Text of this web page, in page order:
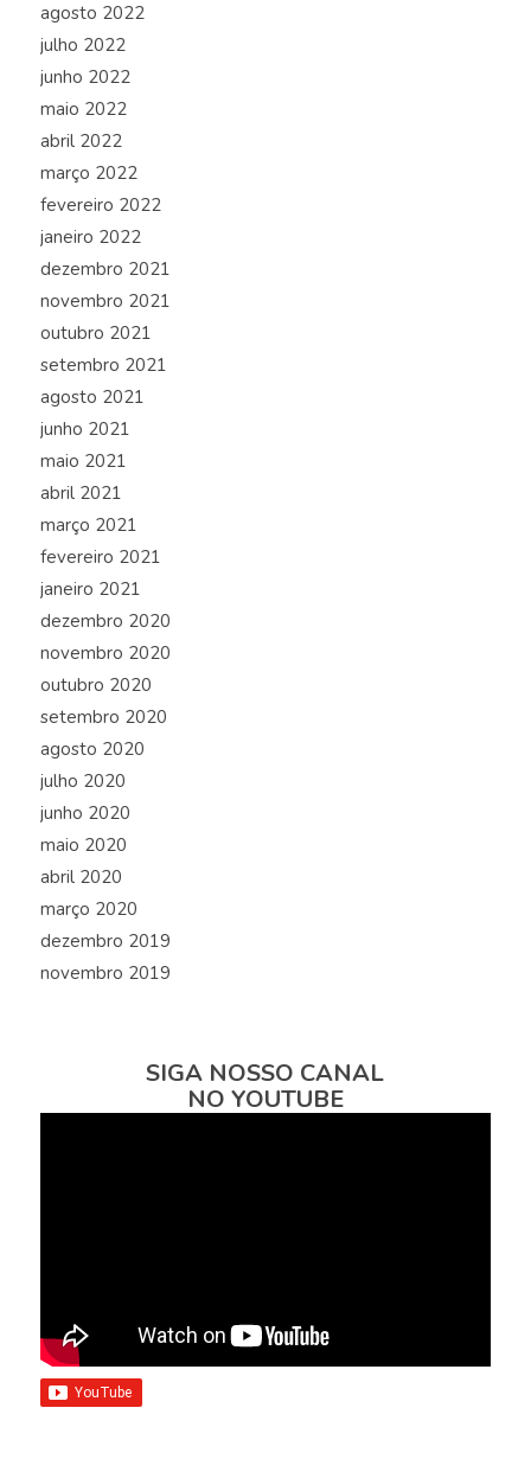
agosto 2022
julho 2022
junho 2022
maio 2022
abril 2022
março 2022
fevereiro 2022
janeiro 2022
dezembro 2021
novembro 2021
outubro 2021
setembro 2021
agosto 2021
junho 2021
maio 2021
abril 2021
março 2021
fevereiro 2021
janeiro 2021
dezembro 2020
novembro 2020
outubro 2020
setembro 2020
agosto 2020
julho 2020
junho 2020
maio 2020
abril 2020
março 2020
dezembro 2019
novembro 2019
SIGA NOSSO CANAL
NO YOUTUBE